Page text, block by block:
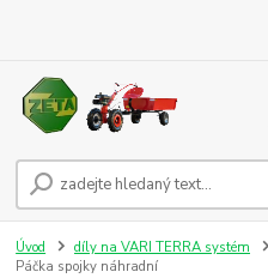
Úvod díly na VARI TERRA systém
Páčka spojky náhradní